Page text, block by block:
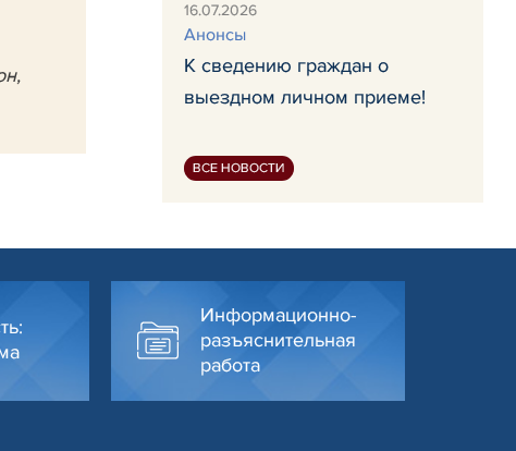
16.07.2026
Анонсы
К сведению граждан о
выездном личном приеме!
ВСЕ НОВОСТИ
Информационно-
разъяснительная
работа